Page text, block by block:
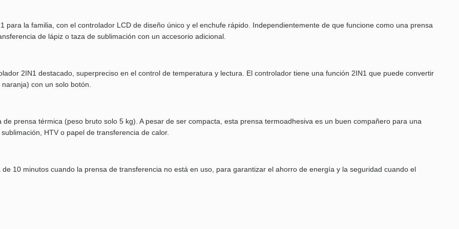
para la familia, con el controlador LCD de diseño único y el enchufe rápido. Independientemente de que funcione como una prensa
de lápiz o taza de sublimación con un accesorio adicional.
2IN1 destacado, superpreciso en el control de temperatura y lectura. El controlador tiene una función 2IN1 que puede convertir
con un solo botón.
prensa térmica (peso bruto solo 5 kg). A pesar de ser compacta, esta prensa termoadhesiva es un buen compañero para una
HTV o papel de transferencia de calor.
10 minutos cuando la prensa de transferencia no está en uso, para garantizar el ahorro de energía y la seguridad cuando el